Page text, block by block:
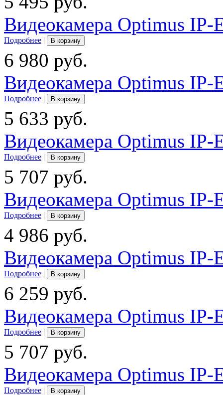
Видеокамера Optimus IP-
Подробнее | В корзину
6 980 руб.
Видеокамера Optimus
Подробнее | В корзину
5 633 руб.
Видеокамера Optimus IP-
Подробнее | В корзину
5 707 руб.
Видеокамера Optimus
Подробнее | В корзину
4 986 руб.
Видеокамера Optimus IP-
Подробнее | В корзину
6 259 руб.
Видеокамера Optimus
Подробнее | В корзину
5 707 руб.
Видеокамера Optimus
Подробнее | В корзину